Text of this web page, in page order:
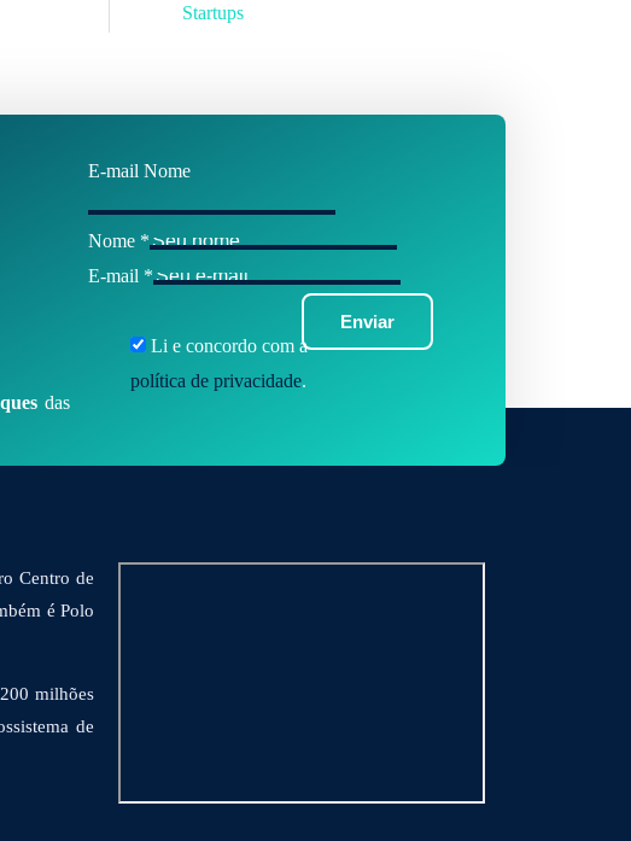
Startups
das
E-mail Nome
Nome *
E-mail *
Enviar
Li e concordo com a
política de privacidade.
Centro de
é Polo
milhões
de